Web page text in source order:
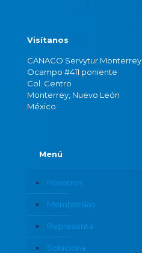
Visítanos
CANACO Servytur Monterrey
Ocampo #411 poniente
Col. Centro
Monterrey, Nuevo León
México
Menú
Nosotros
Membresías
Representa
Soluciona